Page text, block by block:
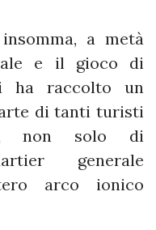
a metà
e il gioco di
ha raccolto un
di tanti turisti
non solo di
generale
arco ionico